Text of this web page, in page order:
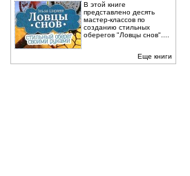
В этой книге
представлено десять
мастер-классов по
созданию стильных
оберегов "Ловцы снов"....
Еще книги